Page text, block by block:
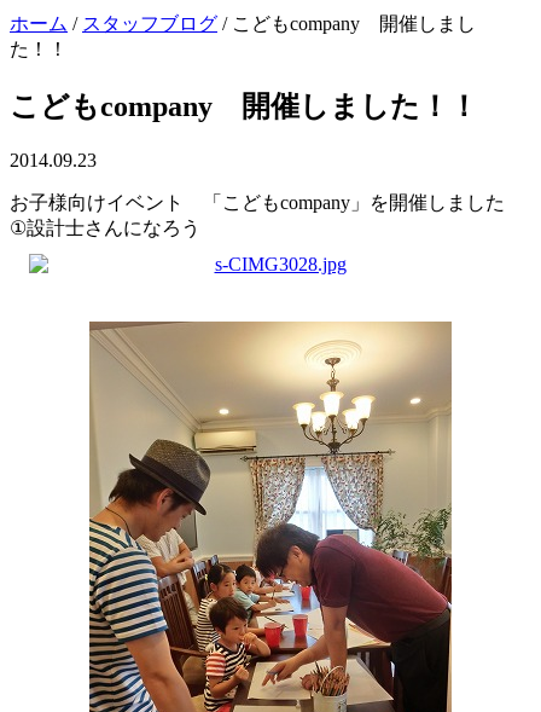
ホーム / スタッフブログ / こどもcompany 開催しまし
た！！
こどもcompany 開催しました！！
2014.09.23
お子様向けイベント 「こどもcompany」を開催しました
①設計士さんになろう